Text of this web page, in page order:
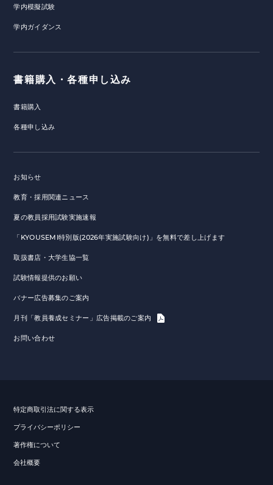
学内模擬試験
学内ガイダンス
書籍購入・各種申し込み
書籍購入
各種申し込み
お知らせ
教育・採用関連ニュース
夏の教員採用試験実施速報
「KYOUSEMI特別版(2026年実施試験向け)」を無料で差し上げます
取扱書店・大学生協一覧
試験情報提供のお願い
バナー広告募集のご案内
月刊「教員養成セミナー」広告掲載のご案内
お問い合わせ
特定商取引法に関する表示
プライバシーポリシー
著作権について
会社概要